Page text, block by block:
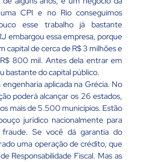
CPI e no Rio conseguimos
esse trabalho já bastante
embargou essa empresa, porque
capital de cerca de R$ 3 milhões e
800 mil. Antes dela entrar em
bastante do capital público.
engenharia aplicada na Grécia. No
poderá alcançar os 26 estados,
mais de 5.500 municípios. Estão
jurídico nacionalmente para
fraude. Se você dá garantia do
uma operação de crédito, que
Responsabilidade Fiscal. Mas as